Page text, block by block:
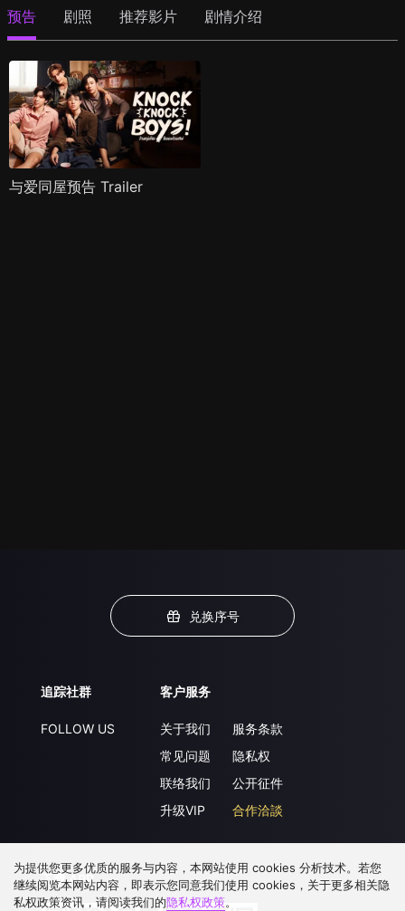
预告 剧照 推荐影片 剧情介绍
与爱同屋预告 Trailer
兑换序号
追踪社群
FOLLOW US
客户服务
关于我们
常见问题
联络我们
升级VIP
服务条款
隐私权
公开征件
合作洽談
下载 APP
为提供您更多优质的服务与内容，本网站使用 cookies 分析技术。若您
继续阅览本网站内容，即表示您同意我们使用 cookies，关于更多相关隐
私权政策资讯，请阅读我们的隐私权政策。